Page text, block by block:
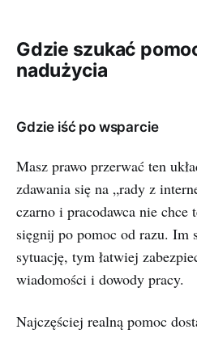
Gdzie szukać
nadużycia
Gdzie iść po wsparcie
Masz prawo przerwać ten
zdawania się na „rady z
czarno i pracodawca nie chce
sięgnij po pomoc od razu. Im
sytuację, tym łatwiej
wiadomości i dowody pracy.
Najczęściej realną pomoc